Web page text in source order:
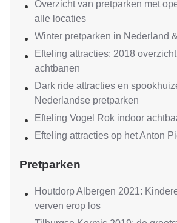
Overzicht van pretparken met
alle locaties
Winter pretparken in Nederland
Efteling attracties: 2018
achtbanen
Dark ride attracties en
Nederlandse pretparken
Efteling Vogel Rok indoor
Efteling attracties op het Anton
Pretparken
Houtdorp Albergen 2021:
verven erop los